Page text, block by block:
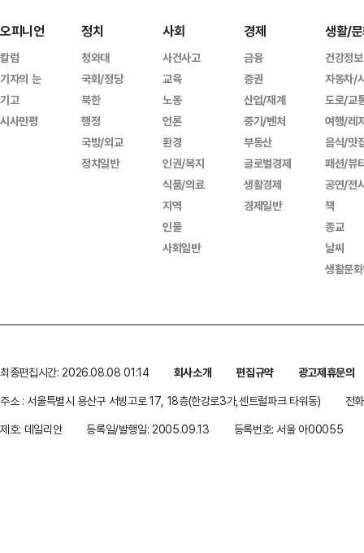
오피니언
칼럼
기자의 눈
기고
시사만평
정치
청와대
국회/정당
북한
행정
국방/외교
정치일반
사회
사건사고
교육
노동
언론
환경
인권/복지
식품/의료
지역
인물
사회일반
경제
금융
증권
산업/재계
중기/벤처
부동산
글로벌경제
생활경제
경제일반
생활/
건강정보
자동차/
도로/교
여행/레
음식/맛
패션/뷰
공연/전
책
종교
날씨
생활문
최종편집시간: 2026.08.08 01:14 회사소개 편집규약
광고제휴문의
주소 : 서울특별시 용산구 서빙고로 17, 18층(한강로3가,센트럴파크 타워동)
전
제호: 데일리안
등록일/발행일: 2005.09.13 등록번호: 서울 아00055